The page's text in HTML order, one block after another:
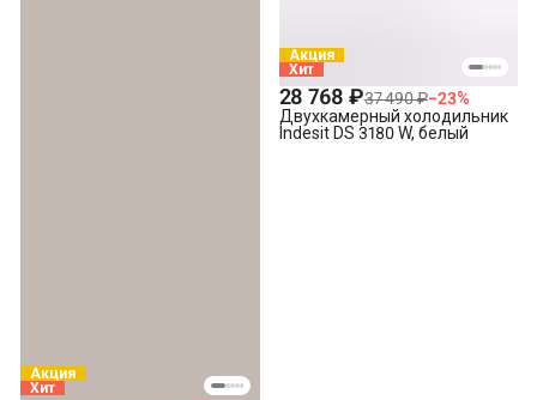
Акция
Хит
Акция
Хит
28 768 ₽37 490 ₽−23%
Двухкамерный холодильник
Indesit DS 3180 W, белый